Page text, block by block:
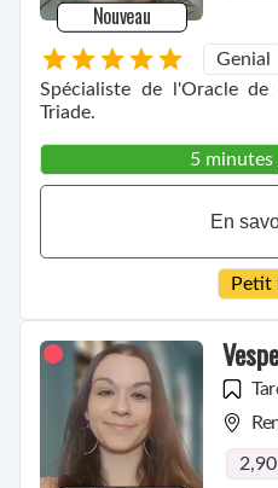
Nouveau
Genial
Spécialiste de l'Oracle
Triade.
5
En
Petit